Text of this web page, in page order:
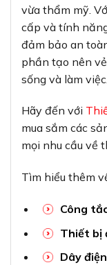
vừa thẩm mỹ.
cấp và tính
đảm bảo an
phần tạo nên
sống và làm việc.
Hãy đến với
mua sắm các
mọi nhu cầu về
Tìm hiểu thêm
Công
Thiết bị
Dây điện